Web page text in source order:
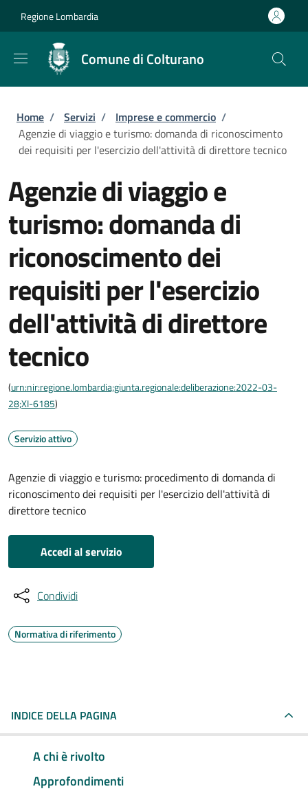
Regione Lombardia
Comune di Colturano
Briciole di pane
Home / Servizi / Imprese e commercio /
Agenzie di viaggio e turismo: domanda di riconoscimento
dei requisiti per l'esercizio dell'attività di direttore tecnico
Agenzie di viaggio e
turismo: domanda di
riconoscimento dei
requisiti per l'esercizio
dell'attività di direttore
tecnico
(urn:nir:regione.lombardia;giunta.regionale:deliberazione:2022-03-
28;XI-6185)
Servizio attivo
Agenzie di viaggio e turismo: procedimento di domanda di
riconoscimento dei requisiti per l'esercizio dell'attività di
direttore tecnico
Accedi al servizio
Condividi
Normativa di riferimento
INDICE DELLA PAGINA
A chi è rivolto
Approfondimenti